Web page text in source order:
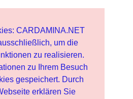
CARDAMINA.NET
um die
zu realisieren.
zu Ihrem Besuch
gespeichert. Durch
erklären Sie